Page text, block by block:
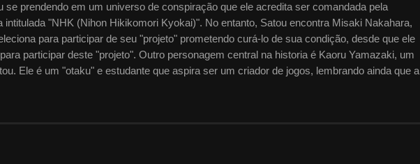
se prendendo em um universo de conspiração que ele acredita ser comandada pela
intitulada "NHK (Nihon Hikikomori Kyokai)". No entanto, Satou encontra Misaki Nakahara,
para participar de seu "projeto" prometendo curá-lo de sua condição, desde que ele
participar deste "projeto". Outro personagem central na historia é Kaoru Yamazaki, um
Ele é um "otaku" e estudante que aspira ser um criador de jogos, lembrando ainda que a